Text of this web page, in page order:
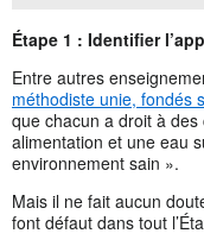
Étape 1 : Identifier
Entre autres
méthodiste unie, fondés
que chacun a droit à
alimentation et une eau
environnement sain ».
Mais il ne fait aucun
font défaut dans tout